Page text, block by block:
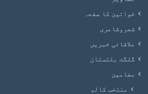
خواتین کا صفحہ
شعروشاعری
علاقائی خبریں
گلگت بلتستان
مضامین
منتخب کالم